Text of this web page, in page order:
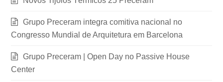
Grupo Preceram integra comitiva nacional no
Congresso Mundial de Arquitetura em Barcelona
Grupo Preceram | Open Day no Passive House
Center